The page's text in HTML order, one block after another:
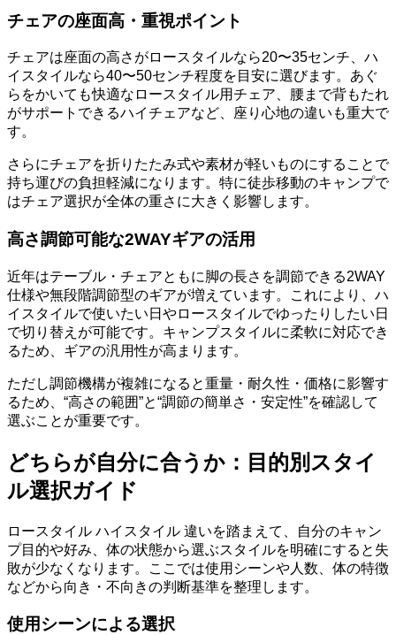
チェアの座面高・重視ポイント
チェアは座面の高さがロースタイルなら20〜35センチ、ハ
イスタイルなら40〜50センチ程度を目安に選びます。あぐ
らをかいても快適なロースタイル用チェア、腰まで背もたれ
がサポートできるハイチェアなど、座り心地の違いも重大で
す。
さらにチェアを折りたたみ式や素材が軽いものにすることで
持ち運びの負担軽減になります。特に徒歩移動のキャンプで
はチェア選択が全体の重さに大きく影響します。
高さ調節可能な2WAYギアの活用
近年はテーブル・チェアともに脚の長さを調節できる2WAY
仕様や無段階調節型のギアが増えています。これにより、ハ
イスタイルで使いたい日やロースタイルでゆったりしたい日
で切り替えが可能です。キャンプスタイルに柔軟に対応でき
るため、ギアの汎用性が高まります。
ただし調節機構が複雑になると重量・耐久性・価格に影響す
るため、“高さの範囲”と“調節の簡単さ・安定性”を確認して
選ぶことが重要です。
どちらが自分に合うか：目的別スタイ
ル選択ガイド
ロースタイル ハイスタイル 違いを踏まえて、自分のキャン
プ目的や好み、体の状態から選ぶスタイルを明確にすると失
敗が少なくなります。ここでは使用シーンや人数、体の特徴
などから向き・不向きの判断基準を整理します。
使用シーンによる選択